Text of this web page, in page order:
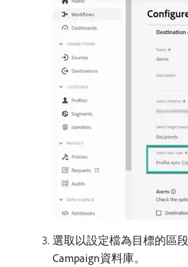
選取以設定檔為目標的區
Campaign資料庫。